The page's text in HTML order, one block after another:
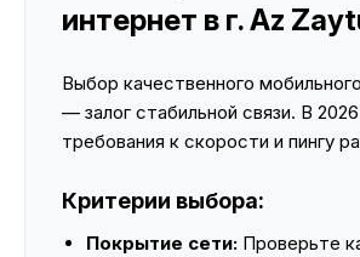
интернет в г. Az
Выбор качественного
— залог стабильной связи. В
требования к скорости и пингу
Критерии выбора:
Покрытие сети: Проверьте